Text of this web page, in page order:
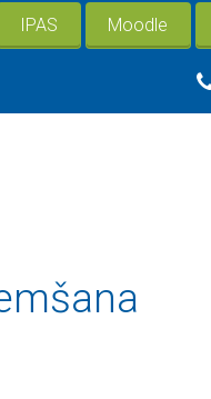
IPAS Moodle